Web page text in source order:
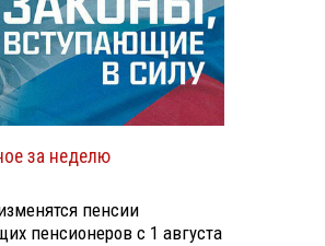
за неделю
пенсии
пенсионеров с 1 августа